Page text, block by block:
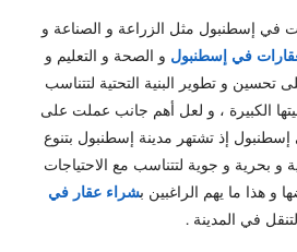
في إسطنبول مثل الزراعة و الصناعة و
في إسطنبول و الصحة و التعليم و
تحسين و تطوير البنية التحتية لتتناسب
الكبيرة ، و لعل أهم جانب عملت على
إذ تشتهر مدينة إسطنبول بتنوع
و بحرية و جوية لتتناسب مع الاحتياجات
و هذا ما يهم الراغبين بشراء عقار في
في المدينة .